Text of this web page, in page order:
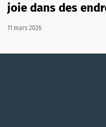
joie dans des
11 mars 2026